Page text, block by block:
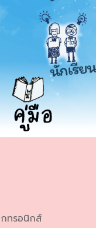
กทรอนิกส์